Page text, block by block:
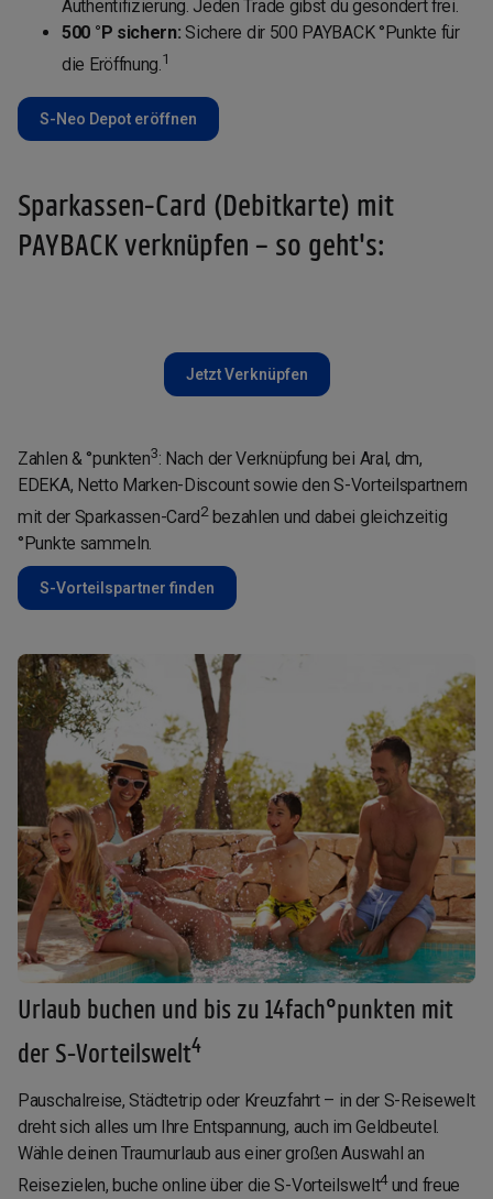
Authentifizierung. Jeden Trade gibst du gesondert frei.
500 °P sichern: Sichere dir 500 PAYBACK °Punkte für
die Eröffnung.1
S-Neo Depot eröffnen
Sparkassen-Card (Debitkarte) mit
PAYBACK verknüpfen – so geht's:
Jetzt Verknüpfen
Zahlen & °punkten3: Nach der Verknüpfung bei Aral, dm,
EDEKA, Netto Marken-Discount sowie den S-Vorteilspartnern
mit der Sparkassen-Card 2bezahlen und dabei gleichzeitig
°Punkte sammeln.
S-Vorteilspartner finden
Urlaub buchen und bis zu 14fach°punkten mit
der S-Vorteilswelt4
Pauschalreise, Städtetrip oder Kreuzfahrt – in der S-Reisewelt
dreht sich alles um Ihre Entspannung, auch im Geldbeutel.
Wähle deinen Traumurlaub aus einer großen Auswahl an
Reisezielen, buche online über die S-Vorteilswelt4und freue